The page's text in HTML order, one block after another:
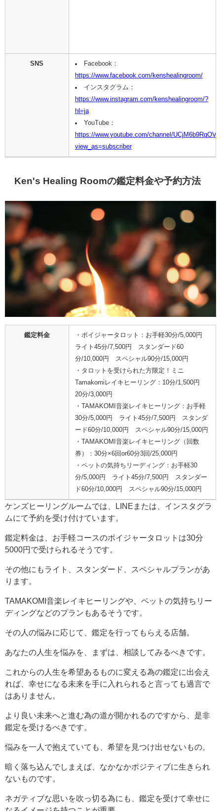
SNS
Facebook：
https://www.facebook.com/kenshealingroom/
インスタグラム：
https://www.instagram.com/kenshealingroom/?
hl=ja
YouTube：
https://www.youtube.com/channel/
view_as=subscriber
Ken's Healing Roomの鑑定料金や予約方法
鑑定料金
・ボイジャータロット：お手軽30分/5,000円
ライト45分/7,500円 スタンダード60
分/10,000円 スペシャル90分/15,000円
・タロットを受けられた方限定！ミニ
Tamakomiレイキヒーリング：10分/1,500円
20分/3,000円
・TAMAKOMI音楽レイキヒーリング：お手軽
30分/5,000円 ライト45分/7,500円 スタンダ
ード60分/10,000円 スペシャル90分/15,000円
・TAMAKOMI音楽レイキヒーリング（回数
券）：30分×6回or60分3回/25,000円
・ペットの気持ちリーディング：お手軽30
分/5,000円 ライト45分/7,500円 スタンダー
ド60分/10,000円 スペシャル90分/15,000円
ケンズヒーリングルームでは、LINEまたは、インスタグラ
ムにて予約を受け付けています。
鑑定料金は、お手軽コースのボイジャータロットは30分
5000円で受けられるそうです。
その他にもライト、スタンダード、スペシャルプランがあ
ります。
TAMAKOMI音楽レイキヒーリングや、ペットの気持ちリー
ディングなどのプランもあるそうです。
その人の悩みに応じて、鑑定を行ってもらえる店舗。
あなたの人生を悩みを、まずは、相談してみるべきです。
これからの人生を希望あるものに変える為の鑑定に出会え
れば、幸せになる未来を手に入れられると言っても過言で
はありません。
より良い未来へと進む為の道が開かれるのですから、是非
鑑定を受けるべきです。
悩みを一人で抱えていても、希望を見つけ出せないもの。
暗く落ち込んでしまえば、なかなかポジティブに生きられ
ないものです。
ネガティブな思いを吹っ切る為にも、鑑定を受けて幸せに